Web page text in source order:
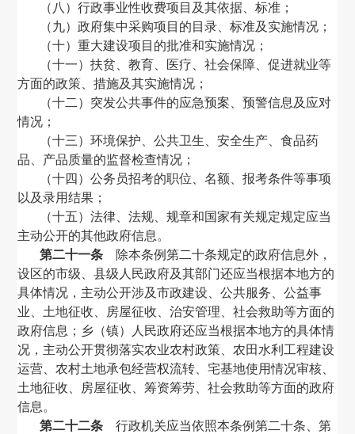
（八）行政事业性收费项目及其依据、标准；
（九）政府集中采购项目的目录、标准及实施情况；
（十）重大建设项目的批准和实施情况；
（十一）扶贫、教育、医疗、社会保障、促进就业等
方面的政策、措施及其实施情况；
（十二）突发公共事件的应急预案、预警信息及应对
情况；
（十三）环境保护、公共卫生、安全生产、食品药
品、产品质量的监督检查情况；
（十四）公务员招考的职位、名额、报考条件等事项
以及录用结果；
（十五）法律、法规、规章和国家有关规定规定应当
主动公开的其他政府信息。
第二十一条 除本条例第二十条规定的政府信息外，
设区的市级、县级人民政府及其部门还应当根据本地方的
具体情况，主动公开涉及市政建设、公共服务、公益事
业、土地征收、房屋征收、治安管理、社会救助等方面的
政府信息；乡（镇）人民政府还应当根据本地方的具体情
况，主动公开贯彻落实农业农村政策、农田水利工程建设
运营、农村土地承包经营权流转、宅基地使用情况审核、
土地征收、房屋征收、筹资筹劳、社会救助等方面的政府
信息。
第二十二条 行政机关应当依照本条例第二十条、第